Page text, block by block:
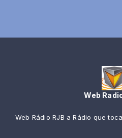
Web
Web Rádio RJB a Rádio que